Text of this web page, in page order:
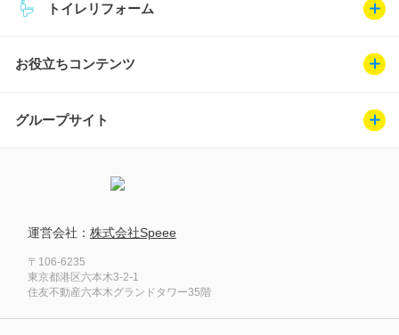
トイレリフォーム
お役立ちコンテンツ
グループサイト
運営会社： 株式会社Speee
〒106-6235
東京都港区六本木3-2-1
住友不動産六本木グランドタワー35階